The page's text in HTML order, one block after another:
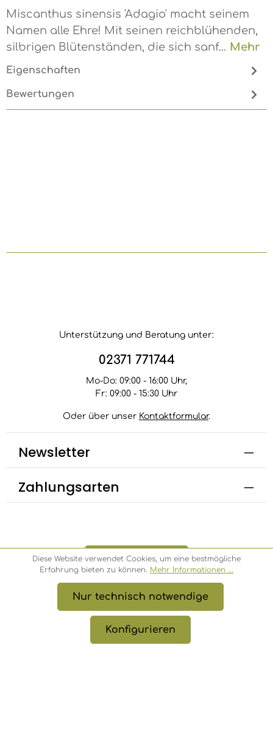
Miscanthus sinensis 'Adagio' macht seinem
Namen alle Ehre! Mit seinen reichblühenden,
silbrigen Blütenständen, die sich sanf… Mehr
Eigenschaften
Bewertungen
Unterstützung und Beratung unter:
02371 771744
Mo-Do: 09:00 - 16:00 Uhr,
Fr: 09:00 - 15:30 Uhr
Oder über unser Kontaktformular.
Newsletter
Zahlungsarten
Bestellung widerrufen
© 2026 Bambusbörse
* Alle Preise inkl. gesetzl. Mehrwertsteuer zzgl.
Versandkosten, wenn nicht anders angegeben.
Diese Website verwendet Cookies, um eine bestmögliche
Erfahrung bieten zu können. Mehr Informationen ...
Nur technisch notwendige
Konfigurieren